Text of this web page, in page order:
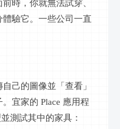
時，你就無法試穿、
驗它。一些公司一直
己的圖像並「查看」
。宜家的 Place 應用程
測試其中的家具：